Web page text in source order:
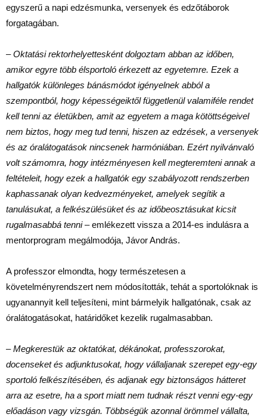
egyszerű a napi edzésmunka, versenyek és edzőtáborok
forgatagában.
– Oktatási rektorhelyettesként dolgoztam abban az időben,
amikor egyre több élsportoló érkezett az egyetemre. Ezek a
hallgatók különleges bánásmódot igényelnek abból a
szempontból, hogy képességeiktől függetlenül valamiféle rendet
kell tenni az életükben, amit az egyetem a maga kötöttségeivel
nem biztos, hogy meg tud tenni, hiszen az edzések, a versenyek
és az óralátogatások nincsenek harmóniában. Ezért nyilvánvaló
volt számomra, hogy intézményesen kell megteremteni annak a
feltételeit, hogy ezek a hallgatók egy szabályozott rendszerben
kaphassanak olyan kedvezményeket, amelyek segítik a
tanulásukat, a felkészülésüket és az időbeosztásukat kicsit
rugalmasabbá tenni– emlékezett vissza a 2014-es indulásra a
mentorprogram megálmodója, Jávor András.
A professzor elmondta, hogy természetesen a
követelményrendszert nem módosították, tehát a sportolóknak is
ugyanannyit kell teljesíteni, mint bármelyik hallgatónak, csak az
óralátogatásokat, határidőket kezelik rugalmasabban.
– Megkerestük az oktatókat, dékánokat, professzorokat,
docenseket és adjunktusokat, hogy vállaljanak szerepet egy-egy
sportoló felkészítésében, és adjanak egy biztonságos hátteret
arra az esetre, ha a sport miatt nem tudnak részt venni egy-egy
előadáson vagy vizsgán. Többségük azonnal örömmel vállalta,